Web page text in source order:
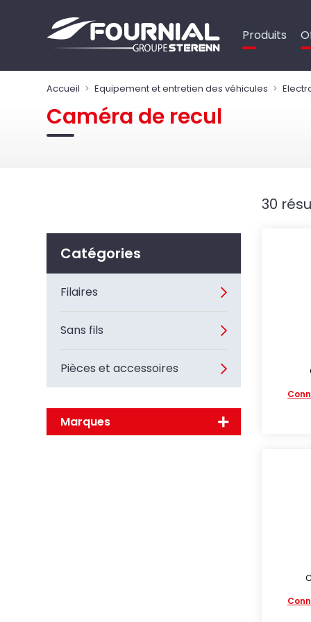
Produits
Accueil Equipement et entretien des véhicules
Caméra de recul
Catégories
Filaires
Sans fils
Pièces et accessoires
Marques
30